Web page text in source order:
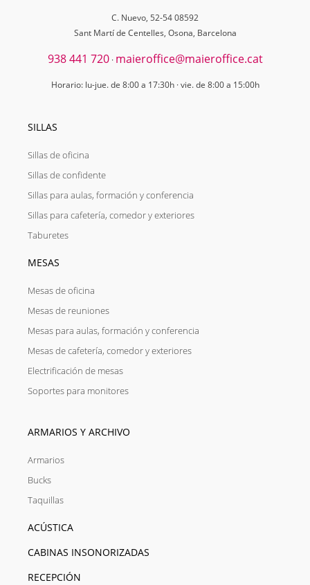
C. Nuevo, 52-54 08592
Sant Martí de Centelles, Osona, Barcelona
938 441 720· maieroffice@maieroffice.cat
Horario: lu-jue. de 8:00 a 17:30h · vie. de 8:00 a 15:00h
SILLAS
Sillas de oficina
Sillas de confidente
Sillas para aulas, formación y conferencia
Sillas para cafetería, comedor y exteriores
Taburetes
MESAS
Mesas de oficina
Mesas de reuniones
Mesas para aulas, formación y conferencia
Mesas de cafetería, comedor y exteriores
Electrificación de mesas
Soportes para monitores
ARMARIOS Y ARCHIVO
Armarios
Bucks
Taquillas
ACÚSTICA
CABINAS INSONORIZADAS
RECEPCIÓN